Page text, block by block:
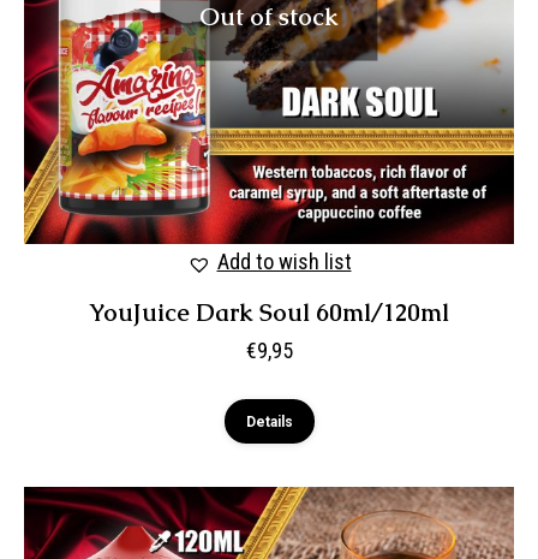
Out of stock
Add to wish list
YouJuice Dark Soul 60ml/120ml
€9,95
Details